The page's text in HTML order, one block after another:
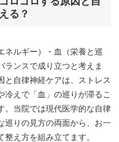
る？
ネルギー）・血（栄養と巡
ランスで成り立つと考えま
と自律神経ケアは、ストレス
冷えで「血」の巡りが滞るこ
。当院では現代医学的な自律
巡りの見方の両面から、お一
整え方を組み立てます。